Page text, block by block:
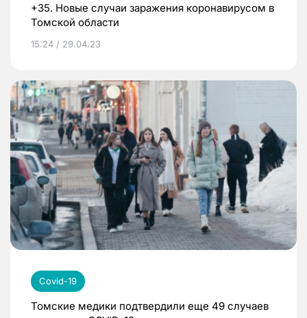
+35. Новые случаи заражения коронавирусом в
Томской области
15:24 / 29.04.23
Covid-19
Томские медики подтвердили еще 49 случаев